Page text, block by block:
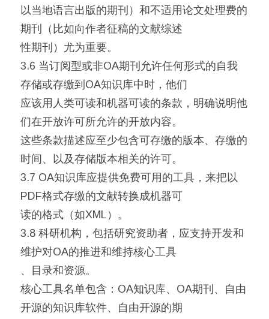
以当地语言出版的期刊）和不适用论文处理费的
期刊（比如向作者征稿的文献综述
性期刊）尤为重要。
3.6 当订阅型或非OA期刊允许任何形式的自我
存储或存缴到OA知识库中时，他们
应该用人类可读和机器可读的条款，明确说明他
们在开放许可所允许的开放内容。
这些条款描述应至少包含可存缴的版本、存缴的
时间、以及存储版本相关的许可。
3.7 OA知识库应提供免费可用的工具，来把以
PDF格式存缴的文献转换成机器可
读的格式（如XML）。
3.8 科研机构，包括研究资助者，应支持开发和
维护对OA的推进和维持核心工具
、目录和资源。
核心工具名单包含：OA知识库、OA期刊、自由
开源的知识库软件、自由开源的期